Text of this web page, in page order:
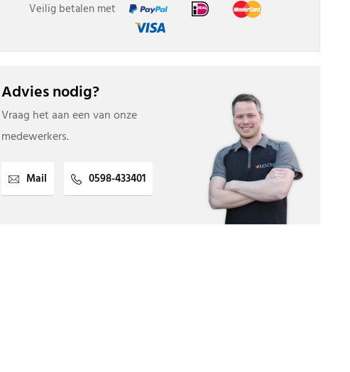
Veilig betalen met
Advies nodig?
Vraag het aan een van onze
medewerkers.
Mail 0598-433401